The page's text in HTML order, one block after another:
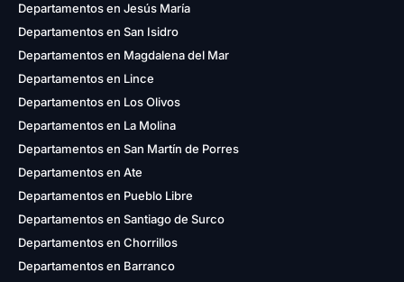
Departamentos en Jesús María
Departamentos en San Isidro
Departamentos en Magdalena del Mar
Departamentos en Lince
Departamentos en Los Olivos
Departamentos en La Molina
Departamentos en San Martín de Porres
Departamentos en Ate
Departamentos en Pueblo Libre
Departamentos en Santiago de Surco
Departamentos en Chorrillos
Departamentos en Barranco